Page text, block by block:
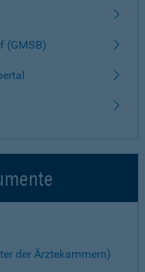
(GMSB)
der Ärztekammern)